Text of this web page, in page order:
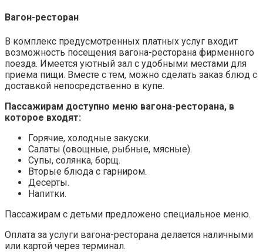
Вагон-ресторан
В комплекс предусмотренных платных услуг входит
возможность посещения вагона-ресторана фирменного
поезда. Имеется уютный зал с удобными местами для
приема пищи. Вместе с тем, можно сделать заказ блюд с
доставкой непосредственно в купе.
Пассажирам доступно меню вагона-ресторана, в
которое входят:
Горячие, холодные закуски.
Салаты (овощные, рыбные, мясные).
Супы, солянка, борщ.
Вторые блюда с гарниром.
Десерты.
Напитки.
Пассажирам с детьми предложено специальное меню.
Оплата за услуги вагона-ресторана делается наличными
или картой через терминал.